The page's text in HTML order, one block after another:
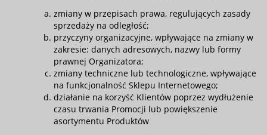
zmiany w przepisach prawa, regulujących zasady
sprzedaży na odległość;
przyczyny organizacyjne, wpływające na zmiany w
zakresie: danych adresowych, nazwy lub formy
prawnej Organizatora;
zmiany techniczne lub technologiczne, wpływające
na funkcjonalność Sklepu Internetowego;
działanie na korzyść Klientów poprzez wydłużenie
czasu trwania Promocji lub powiększenie
asortymentu Produktów